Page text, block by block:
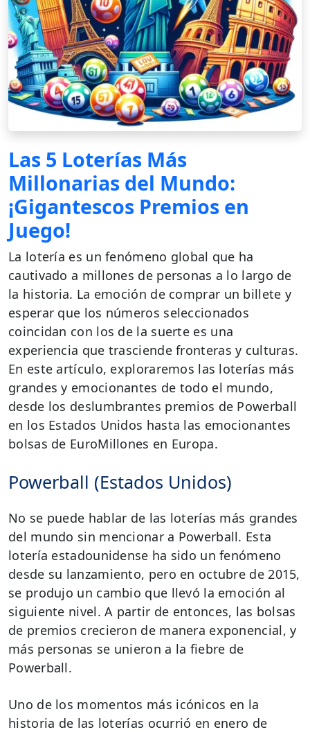
Las 5 Loterías Más
Millonarias del Mundo:
¡Gigantescos Premios en
Juego!
La lotería es un fenómeno global que ha
cautivado a millones de personas a lo largo de
la historia. La emoción de comprar un billete y
esperar que los números seleccionados
coincidan con los de la suerte es una
experiencia que trasciende fronteras y culturas.
En este artículo, exploraremos las loterías más
grandes y emocionantes de todo el mundo,
desde los deslumbrantes premios de Powerball
en los Estados Unidos hasta las emocionantes
bolsas de EuroMillones en Europa.
Powerball (Estados Unidos)
No se puede hablar de las loterías más grandes
del mundo sin mencionar a Powerball. Esta
lotería estadounidense ha sido un fenómeno
desde su lanzamiento, pero en octubre de 2015,
se produjo un cambio que llevó la emoción al
siguiente nivel. A partir de entonces, las bolsas
de premios crecieron de manera exponencial, y
más personas se unieron a la fiebre de
Powerball.
Uno de los momentos más icónicos en la
historia de las loterías ocurrió en enero de